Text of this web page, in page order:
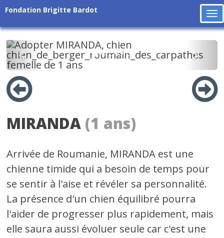
Fondation Brigitte Bardot
Précédent
MIRANDA (1 ans)
Arrivée de Roumanie, MIRANDA est une
chienne timide qui a besoin de temps pour
se sentir à l'aise et révéler sa personnalité.
La présence d'un chien équilibré pourra
l'aider de progresser plus rapidement, mais
elle saura aussi évoluer seule car c'est une